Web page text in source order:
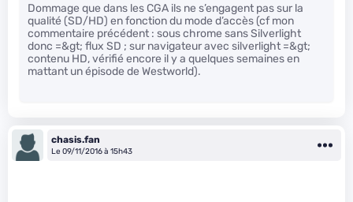
Dommage que dans les CGA ils ne s’engagent pas sur la
qualité (SD/HD) en fonction du mode d’accès (cf mon
commentaire précédent : sous chrome sans Silverlight
donc =&gt; flux SD ; sur navigateur avec silverlight =&gt;
contenu HD, vérifié encore il y a quelques semaines en
mattant un épisode de Westworld).
chasis.fan
Le 09/11/2016 à 15h43